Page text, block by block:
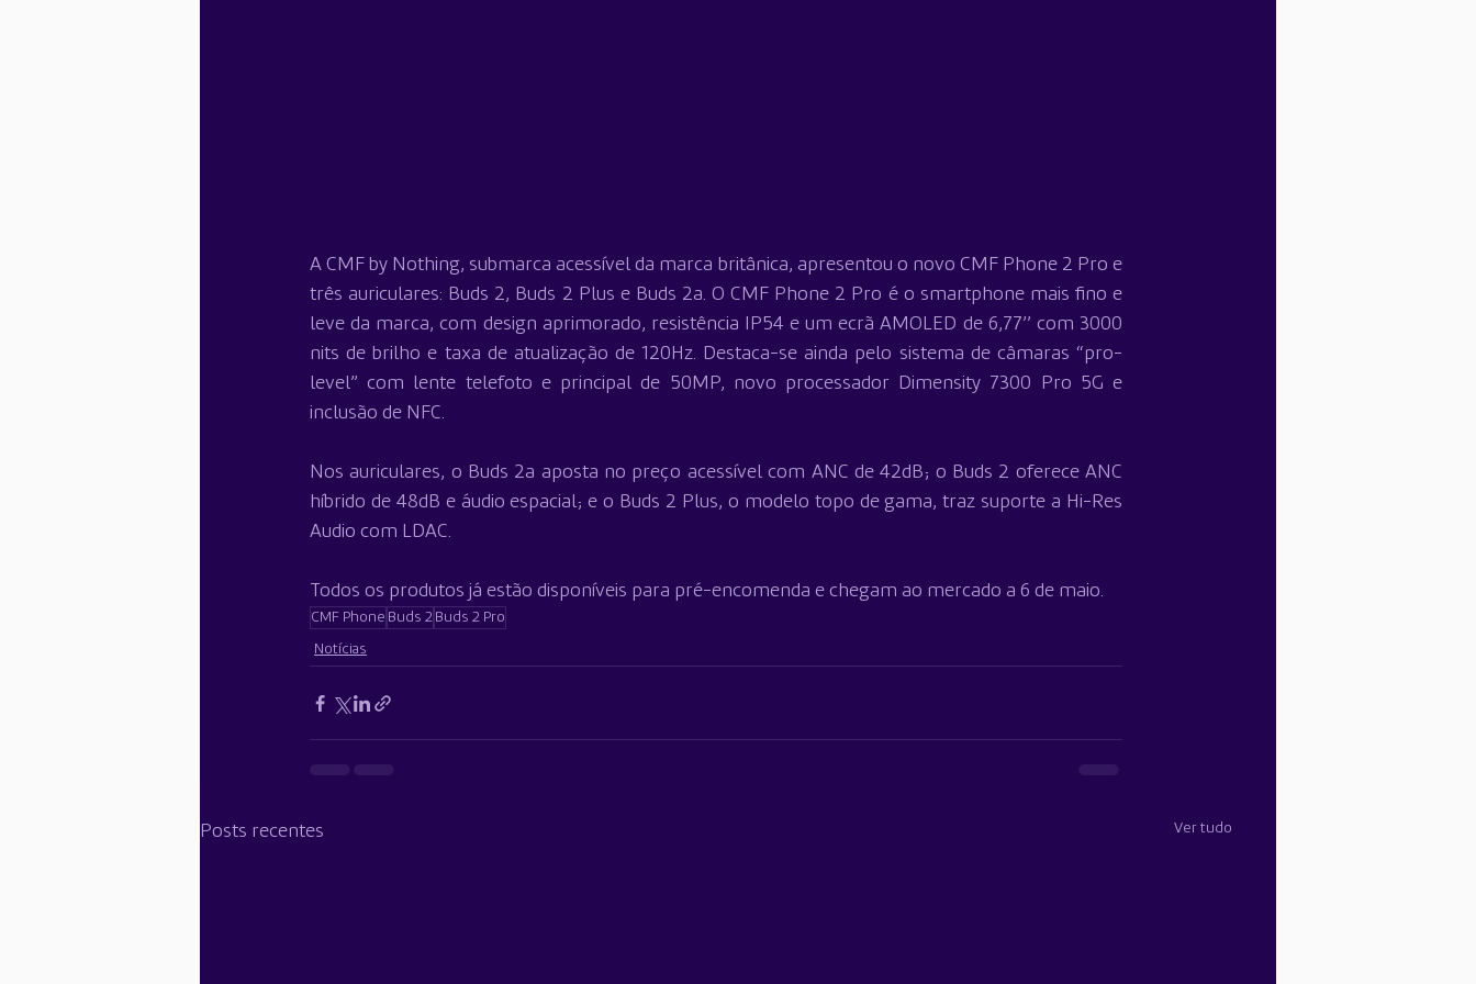
A CMF by Nothing, submarca acessível da marca britânica, apresentou o novo CMF Phone 2 Pro e
três auriculares: Buds 2, Buds 2 Plus e Buds 2a. O CMF Phone 2 Pro é o smartphone mais fino e
leve da marca, com design aprimorado, resistência IP54 e um ecrã AMOLED de 6,77’’ com 3000
nits de brilho e taxa de atualização de 120Hz. Destaca-se ainda pelo sistema de câmaras “pro-
level” com lente telefoto e principal de 50MP, novo processador Dimensity 7300 Pro 5G e
inclusão de NFC.
Nos auriculares, o Buds 2a aposta no preço acessível com ANC de 42dB; o Buds 2 oferece ANC
híbrido de 48dB e áudio espacial; e o Buds 2 Plus, o modelo topo de gama, traz suporte a Hi-Res
Audio com LDAC.
Todos os produtos já estão disponíveis para pré-encomenda e chegam ao mercado a 6 de maio.
CMF Phone Buds 2 Buds 2 Pro
Notícias
Posts recentes Ver tudo